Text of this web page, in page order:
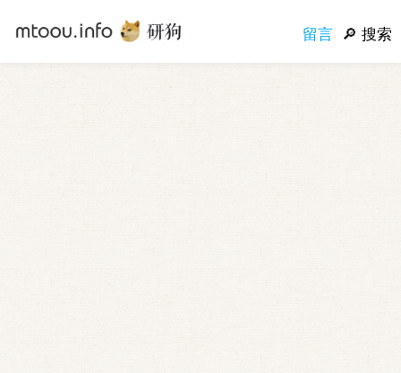
留言 搜索